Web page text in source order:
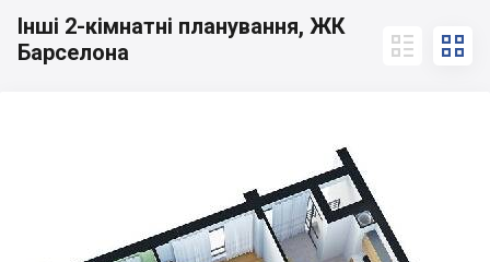
Інші 2-кімнатні планування, ЖК
Барселона
 